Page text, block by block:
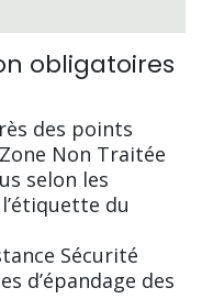
obligatoires
des points
Non Traitée
selon les
du
Sécurité
d’épandage des